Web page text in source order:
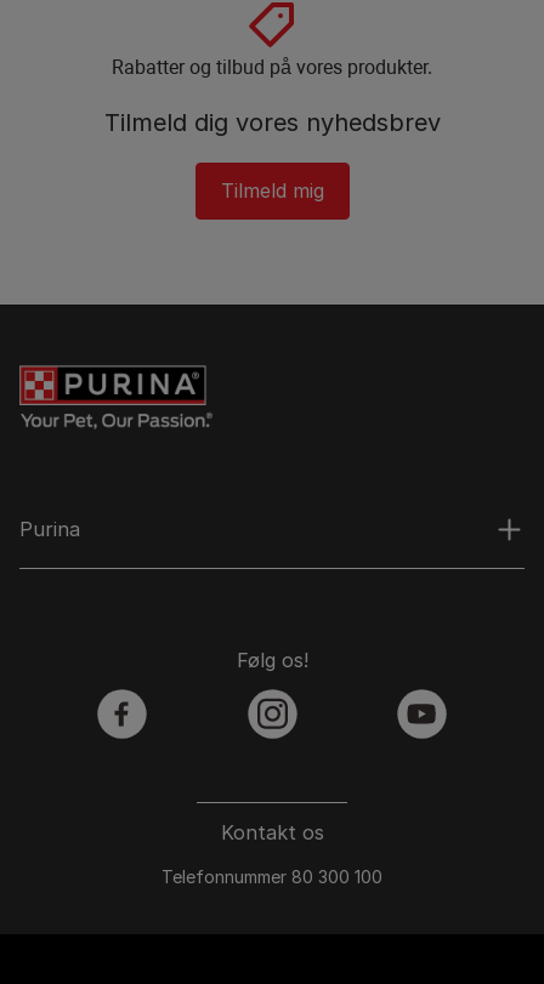
Rabatter og tilbud på vores produkter.
Tilmeld dig vores nyhedsbrev
Tilmeld mig
Purina
Kontakt os
Telefonnummer 80 300 100
Følg os!
facebook instagram youtube